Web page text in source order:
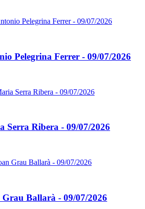
Pelegrina Ferrer - 09/07/2026
Serra Ribera - 09/07/2026
Ballarà - 09/07/2026